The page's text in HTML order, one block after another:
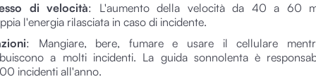
di velocità: L'aumento della velocità da 40 a 60
l'energia rilasciata in caso di incidente.
: Mangiare, bere, fumare e usare il cellulare
a molti incidenti. La guida sonnolenta è
incidenti all'anno.